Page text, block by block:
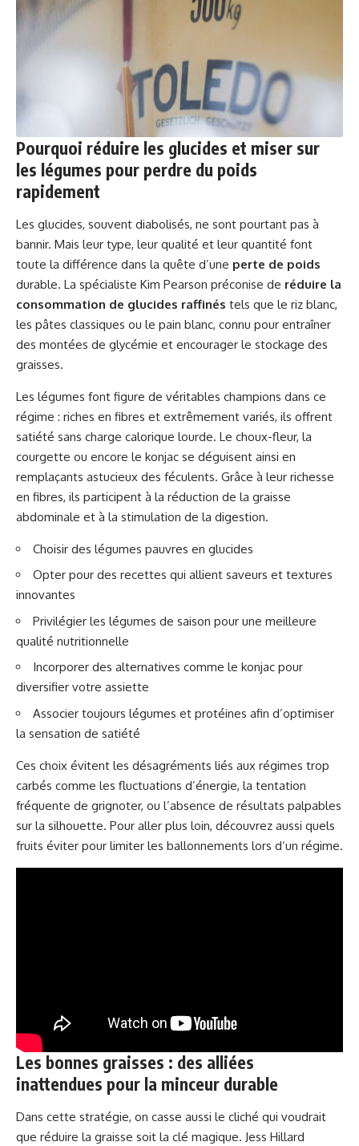
Pourquoi réduire les glucides et miser sur
les légumes pour perdre du poids
rapidement
Les glucides, souvent diabolisés, ne sont pourtant pas à
bannir. Mais leur type, leur qualité et leur quantité font
toute la différence dans la quête d’une perte de poids
durable. La spécialiste Kim Pearson préconise de réduire la
consommation de glucides raffinés tels que le riz blanc,
les pâtes classiques ou le pain blanc, connu pour entraîner
des montées de glycémie et encourager le stockage des
graisses.
Les légumes font figure de véritables champions dans ce
régime : riches en fibres et extrêmement variés, ils offrent
satiété sans charge calorique lourde. Le choux-fleur, la
courgette ou encore le konjac se déguisent ainsi en
remplaçants astucieux des féculents. Grâce à leur richesse
en fibres, ils participent à la réduction de la graisse
abdominale et à la stimulation de la digestion.
Choisir des légumes pauvres en glucides
Opter pour des recettes qui allient saveurs et textures
innovantes
Privilégier les légumes de saison pour une meilleure
qualité nutritionnelle
Incorporer des alternatives comme le konjac pour
diversifier votre assiette
Associer toujours légumes et protéines afin d’optimiser
la sensation de satiété
Ces choix évitent les désagréments liés aux régimes trop
carbés comme les fluctuations d’énergie, la tentation
fréquente de grignoter, ou l’absence de résultats palpables
sur la silhouette. Pour aller plus loin, découvrez aussi quels
fruits éviter pour limiter les ballonnements lors d’un régime.
Les bonnes graisses : des alliées
inattendues pour la minceur durable
Dans cette stratégie, on casse aussi le cliché qui voudrait
que réduire la graisse soit la clé magique. Jess Hillard